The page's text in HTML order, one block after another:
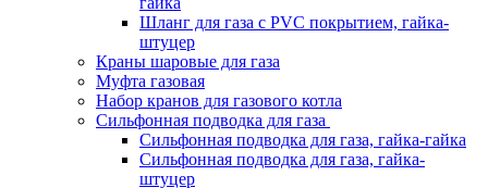
Шланг для газа с PVC покрытием, гайка-
штуцер
Краны шаровые для газа
Муфта газовая
Набор кранов для газового котла
Сильфонная подводка для газа
Сильфонная подводка для газа, гайка-гайка
Сильфонная подводка для газа, гайка-
штуцер